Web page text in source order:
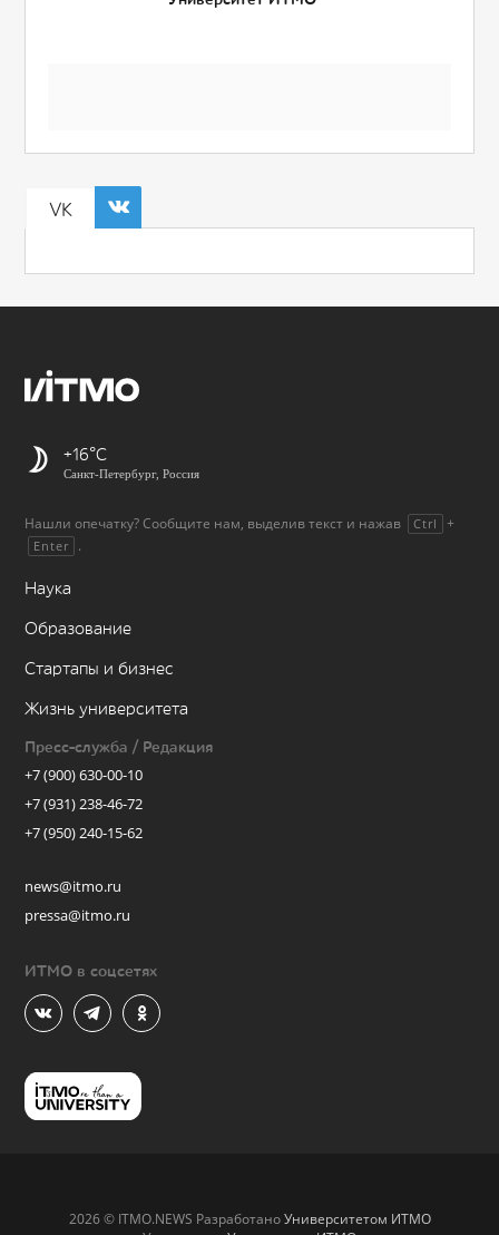
VK
+16
Санкт-Петербург, Россия
Нашли опечатку? Сообщите нам, выделив текст и нажав Ctrl +
Enter .
Наука
Образование
Стартапы и бизнес
Жизнь университета
Пресс-служба / Редакция
+7 (900) 630-00-10
+7 (931) 238-46-72
+7 (950) 240-15-62
news@itmo.ru
pressa@itmo.ru
ИТМО в соцсетях
2026 © ITMO.NEWS РазработаноУниверситетом ИТМО